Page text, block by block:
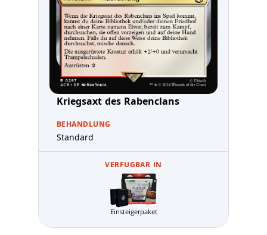
Kriegsaxt des Rabenclans
BEHANDLUNG
Standard
VERFUGBAR IN
Einsteigerpaket